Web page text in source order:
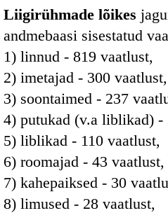
Liigirühmade lõikes
andmebaasi sisestatud
1) linnud - 819 vaatlust,
2) imetajad - 300 vaatlust,
3) soontaimed - 237
4) putukad (v.a liblikad) -
5) liblikad - 110 vaatlust,
6) roomajad - 43 vaatlust,
7) kahepaiksed - 30
8) limused - 28 vaatlust,